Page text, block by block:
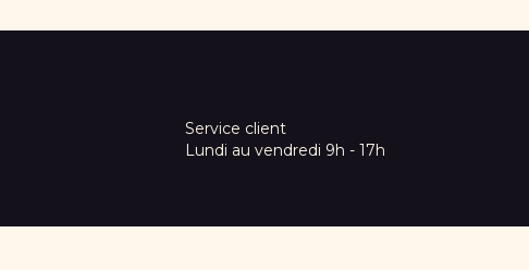
Service client
Lundi au vendredi 9h - 17h